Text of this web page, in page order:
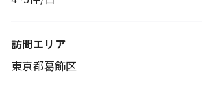
訪問エリア
東京都葛飾区